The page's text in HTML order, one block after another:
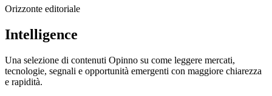
Orizzonte editoriale
Intelligence
Una selezione di contenuti Opinno su come leggere mercati,
tecnologie, segnali e opportunità emergenti con maggiore chiarezza
e rapidità.